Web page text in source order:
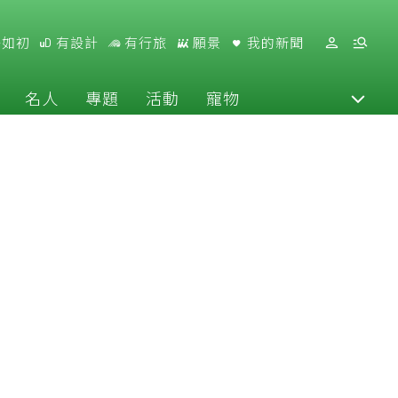
初 有設計 有行旅 願景 我的新聞
名人 專題 活動 寵物